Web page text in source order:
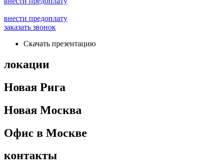
внести предоплату
заказать звонок
Скачать презентацию
локации
Новая Рига
Новая Москва
Офис в Москве
контакты